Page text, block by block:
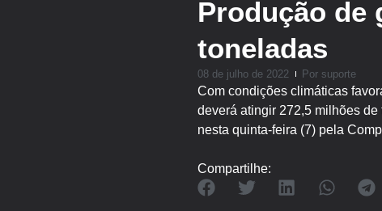
Produção de
toneladas
08 de julho de 2022 Por suporte
Com condições climáticas
deverá atingir 272,5 milhões
nesta quinta-feira (7) pela
Compartilhe: